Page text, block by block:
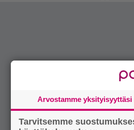
Arvostamme yksityisyyttäsi
Tarvitsemme